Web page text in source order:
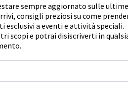
sempre aggiornato sulle ultime
consigli preziosi su come
esclusivi a eventi e attività speciali.
scopi e potrai disiscriverti in